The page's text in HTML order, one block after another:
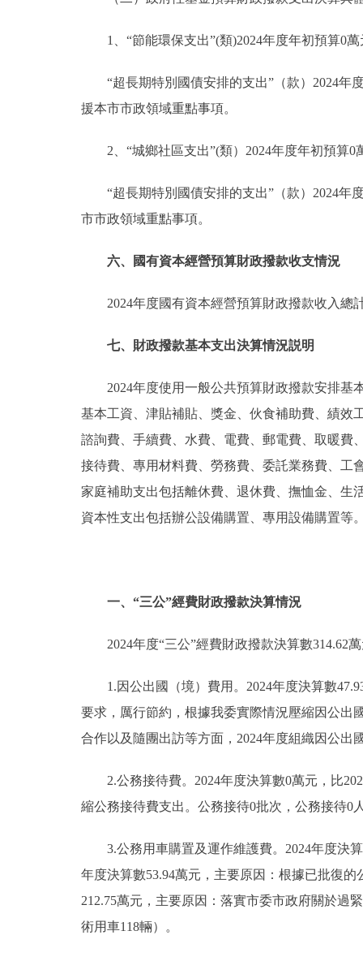
1、“節能環保支出”(類)2024年度年初預算0
“超長期特別國債安排的支出”（款）2024年
援本市市政領域重點事項。
2、“城鄉社區支出”(類）2024年度年初預算
“超長期特別國債安排的支出”（款）2024年
市市政領域重點事項。
六、國有資本經營預算財政撥款收支情況
2024年度國有資本經營預算財政撥款收入總
七、財政撥款基本支出決算情況説明
2024年度使用一般公共預算財政撥款安排基
基本工資、津貼補貼、獎金、伙食補助費、績效
諮詢費、手續費、水費、電費、郵電費、取暖費
接待費、專用材料費、勞務費、委託業務費、工
家庭補助支出包括離休費、退休費、撫恤金、生
資本性支出包括辦公設備購置、專用設備購置等
一、“三公”經費財政撥款決算情況
2024年度“三公”經費財政撥款決算數314.62
1.因公出國（境）費用。2024年度決算數
要求，厲行節約，根據我委實際情況壓縮因公出
合作以及隨團出訪等方面，2024年度組織因公出
2.公務接待費。2024年度決算數0萬元，比
縮公務接待費支出。公務接待0批次，公務接待0
3.公務用車購置及運作維護費。2024年度決
年度決算數53.94萬元，主要原因：根據已批復
212.75萬元，主要原因：落實市委市政府關於過
術用車118輛）。